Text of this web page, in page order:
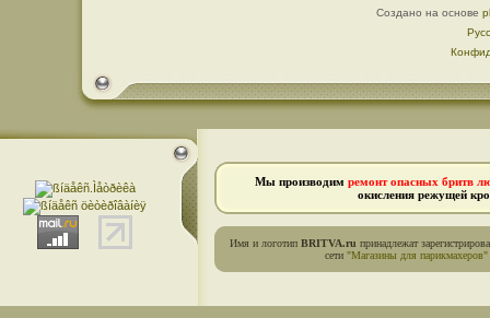
Создано на основе
Мы производим ремонт опасных бритв
окисления режущей
Имя и логотип BRITVA.ru принадлежат
сети "Магазины для парикмахеров"